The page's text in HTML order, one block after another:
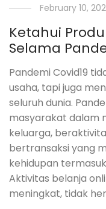
February 10,
Ketahui
Selama
Pandemi Covid19
usaha, tapi juga
seluruh dunia.
masyarakat dalam
keluarga,
bertransaksi yang
kehidupan
Aktivitas belanja
meningkat, tidak